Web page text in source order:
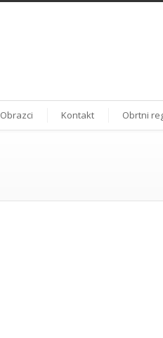
Obrazci Kontakt Obrtni